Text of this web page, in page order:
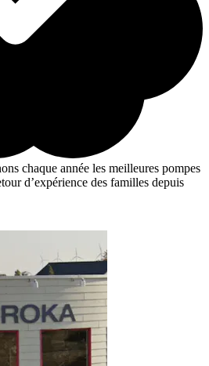
chaque année les meilleures pompes
d’expérience des familles depuis